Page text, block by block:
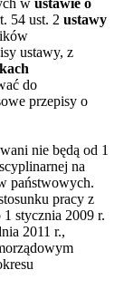
w ustawie o
54 ust. 2 ustawy
ustawy, z
do
przepisy o
nie będą od 1
na
państwowych.
pracy z
stycznia 2009 r.
2011 r.,